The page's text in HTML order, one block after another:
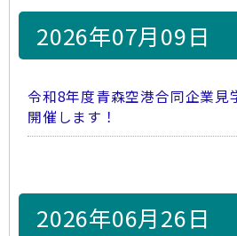
2026年07月09日
令和8年度青森空港合同企業見
開催します！
2026年06月26日